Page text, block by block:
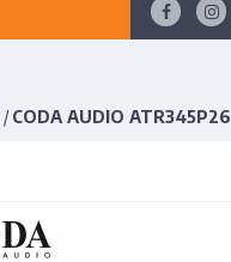
/ CODA AUDIO ATR345P26